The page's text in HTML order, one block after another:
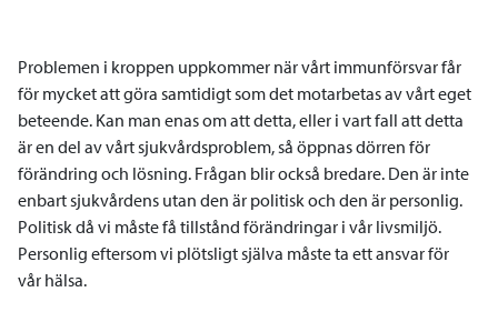
Problemen i kroppen uppkommer när vårt immunförsvar får
för mycket att göra samtidigt som det motarbetas av vårt eget
beteende. Kan man enas om att detta, eller i vart fall att detta
är en del av vårt sjukvårdsproblem, så öppnas dörren för
förändring och lösning. Frågan blir också bredare. Den är inte
enbart sjukvårdens utan den är politisk och den är personlig.
Politisk då vi måste få tillstånd förändringar i vår livsmiljö.
Personlig eftersom vi plötsligt själva måste ta ett ansvar för
vår hälsa.